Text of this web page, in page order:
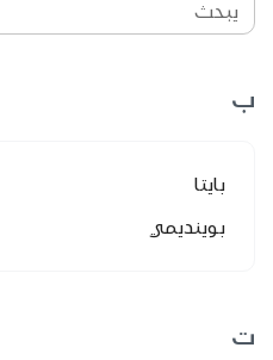
يبحث
ب
بايتا
بوينديمي
ت